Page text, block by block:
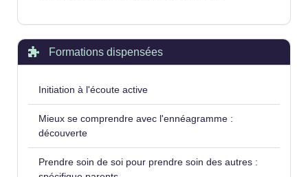
Formations dispensées
Initiation à l'écoute active
Mieux se comprendre avec l'ennéagramme :
découverte
Prendre soin de soi pour prendre soin des autres :